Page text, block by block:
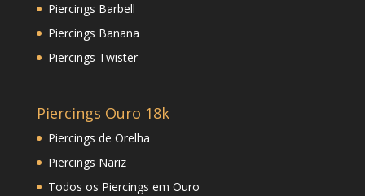
Piercings Barbell
Piercings Banana
Piercings Twister
Piercings Ouro 18k
Piercings de Orelha
Piercings Nariz
Todos os Piercings em Ouro